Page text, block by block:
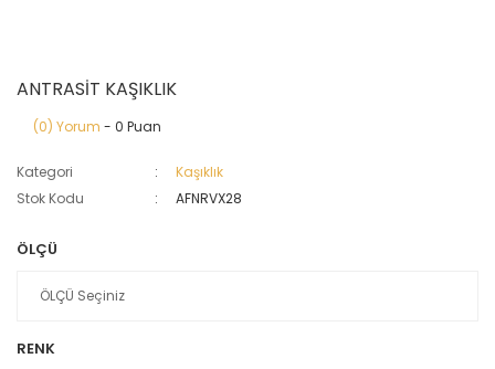
ANTRASİT KAŞIKLIK
(0) Yorum - 0 Puan
Kategori
Kaşıklık
Stok Kodu
AFNRVX28
ÖLÇÜ
RENK